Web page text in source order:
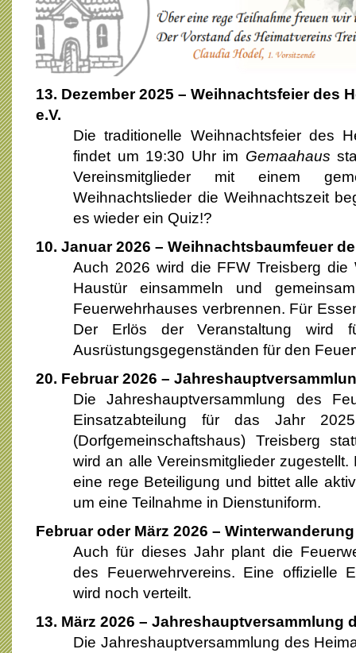
13. Dezember 2025 – Weihnachtsfeier des
e.V.
Die traditionelle Weihnachtsfeier des
findet um 19:30 Uhr im Gemaahaus
Vereinsmitglieder mit einem
Weihnachtslieder die Weihnachtszeit
es wieder ein Quiz!?
10. Januar 2026 – Weihnachtsbaumfeuer
Auch 2026 wird die FFW Treisberg die
Haustür einsammeln und
Feuerwehrhauses verbrennen. Für
Der Erlös der Veranstaltung wird
Ausrüstungsgegenständen für den
20. Februar 2026 –
Die Jahreshauptversammlung des
Einsatzabteilung für das Jahr
(Dorfgemeinschaftshaus) Treisberg
wird an alle Vereinsmitglieder
eine rege Beteiligung und bittet alle
um eine Teilnahme in Dienstuniform.
Februar oder März 2026 –
Auch für dieses Jahr plant die
des Feuerwehrvereins. Eine offizielle
wird noch verteilt.
13. März 2026 – Jahreshauptversammlung
Die Jahreshauptversammlung des